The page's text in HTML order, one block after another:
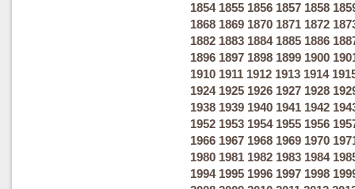
1854 1855 1856 1857 1858
1868 1869 1870 1871 1872
1882 1883 1884 1885 1886
1896 1897 1898 1899 1900
1910 1911 1912 1913 1914
1924 1925 1926 1927 1928
1938 1939 1940 1941 1942
1952 1953 1954 1955 1956
1966 1967 1968 1969 1970
1980 1981 1982 1983 1984
1994 1995 1996 1997 1998